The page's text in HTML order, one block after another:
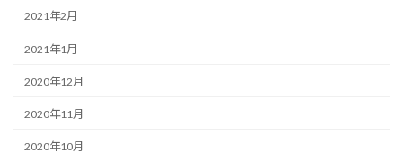
2021年2月
2021年1月
2020年12月
2020年11月
2020年10月